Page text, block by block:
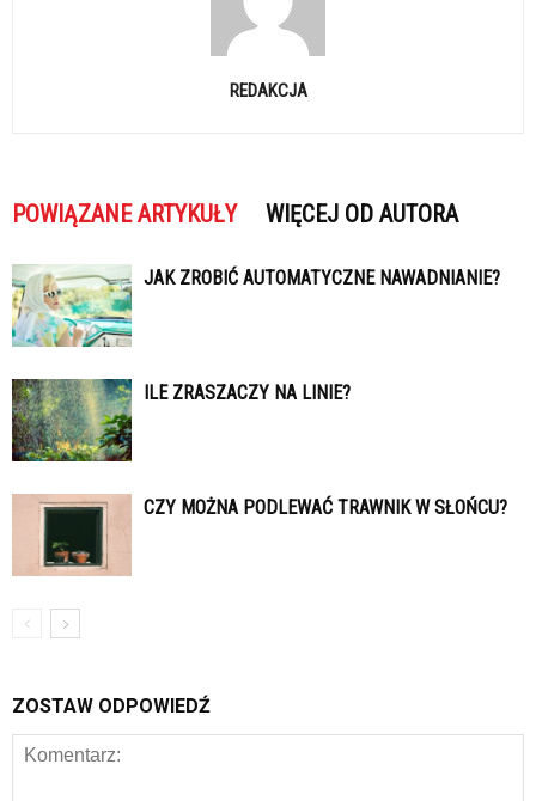
REDAKCJA
POWIĄZANE ARTYKUŁY WIĘCEJ OD AUTORA
JAK ZROBIĆ AUTOMATYCZNE NAWADNIANIE?
ILE ZRASZACZY NA LINIE?
CZY MOŻNA PODLEWAĆ TRAWNIK W SŁOŃCU?
ZOSTAW ODPOWIEDŹ